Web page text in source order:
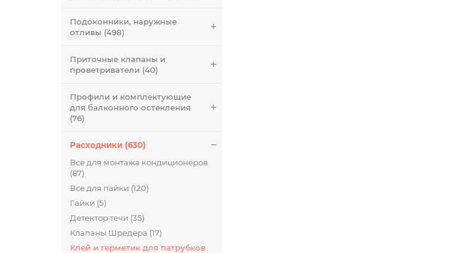
Подоконники, наружные
отливы (498)
Приточные клапаны и
проветриватели (40)
Профили и комплектующие
для балконного остекления
(76)
Расходники (630)
Все для монтажа кондиционеров
(87)
Все для пайки (120)
Гайки (5)
Детектор течи (35)
Клапаны Шредера (17)
Клей и герметик для патрубков